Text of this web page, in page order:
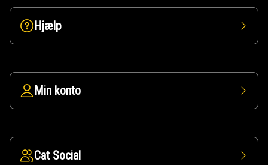
Hjælp
Min konto
Cat Social